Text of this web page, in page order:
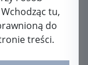
tu,
do
treści.